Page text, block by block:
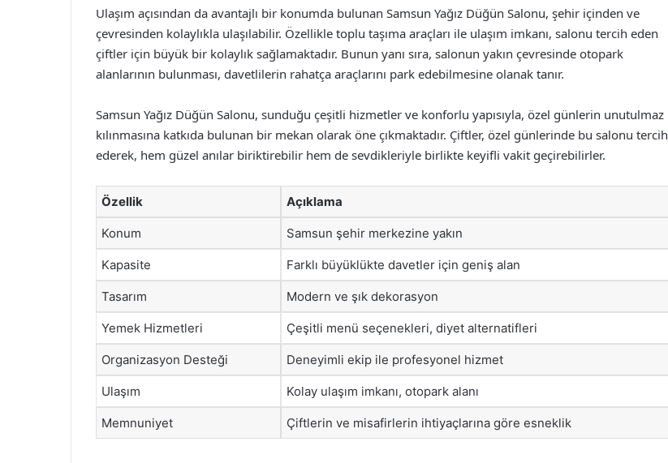
Ulaşım açısından da avantajlı bir konumda bulunan Samsun Yağız Düğün Salonu, şehir içinden ve
çevresinden kolaylıkla ulaşılabilir. Özellikle toplu taşıma araçları ile ulaşım imkanı, salonu tercih eden
çiftler için büyük bir kolaylık sağlamaktadır. Bunun yanı sıra, salonun yakın çevresinde otopark
alanlarının bulunması, davetlilerin rahatça araçlarını park edebilmesine olanak tanır.
Samsun Yağız Düğün Salonu, sunduğu çeşitli hizmetler ve konforlu yapısıyla, özel günlerin unutulmaz
kılınmasına katkıda bulunan bir mekan olarak öne çıkmaktadır. Çiftler, özel günlerinde bu salonu tercih
ederek, hem güzel anılar biriktirebilir hem de sevdikleriyle birlikte keyifli vakit geçirebilirler.
Özellik Açıklama
Konum Samsun şehir merkezine yakın
Kapasite Farklı büyüklükte davetler için geniş alan
Tasarım Modern ve şık dekorasyon
Yemek Hizmetleri Çeşitli menü seçenekleri, diyet alternatifleri
Organizasyon Desteği Deneyimli ekip ile profesyonel hizmet
Ulaşım Kolay ulaşım imkanı, otopark alanı
Memnuniyet Çiftlerin ve misafirlerin ihtiyaçlarına göre esneklik